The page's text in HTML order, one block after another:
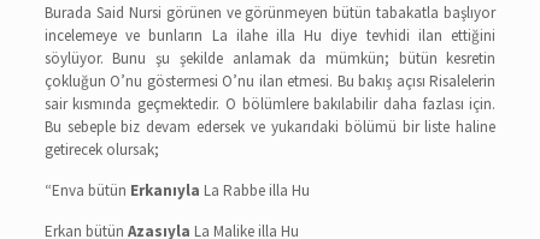
Burada Said Nursi görünen ve görünmeyen bütün tabakatla başlıyor
incelemeye ve bunların La ilahe illa Hu diye tevhidi ilan ettiğini
söylüyor. Bunu şu şekilde anlamak da mümkün; bütün kesretin
çokluğun O’nu göstermesi O’nu ilan etmesi. Bu bakış açısı Risalelerin
sair kısmında geçmektedir. O bölümlere bakılabilir daha fazlası için.
Bu sebeple biz devam edersek ve yukarıdaki bölümü bir liste haline
getirecek olursak;
“Enva bütün Erkanıyla La Rabbe illa Hu
Erkan bütün Azasıyla La Malike illa Hu